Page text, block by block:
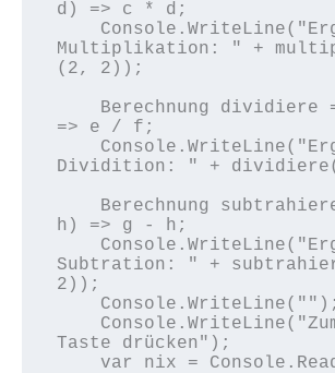
d) => c * d;
Multiplikation: " +
(2, 2));
=> e / f;
Dividition: " +
h) => g - h;
Subtration: " +
2));
Taste drücken");